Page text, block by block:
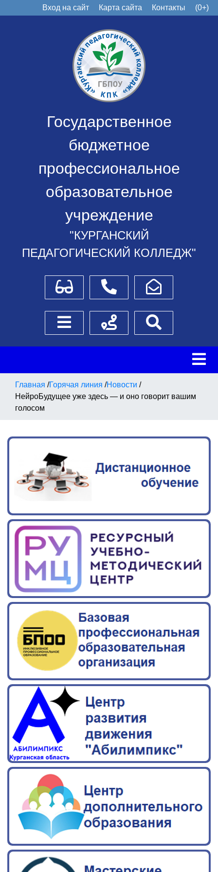
Вход на сайт Карта сайта Контакты (0+)
Государственное
бюджетное
профессиональное
образовательное
учреждение
"КУРГАНСКИЙ
ПЕДАГОГИЧЕСКИЙ КОЛЛЕДЖ"
Для слабовидящихТелефоныНаписать обращение
Боковое менюСхема проезда
Главная /Горячая линия /Новости /
НейроБудущее уже здесь — и оно говорит вашим
голосом